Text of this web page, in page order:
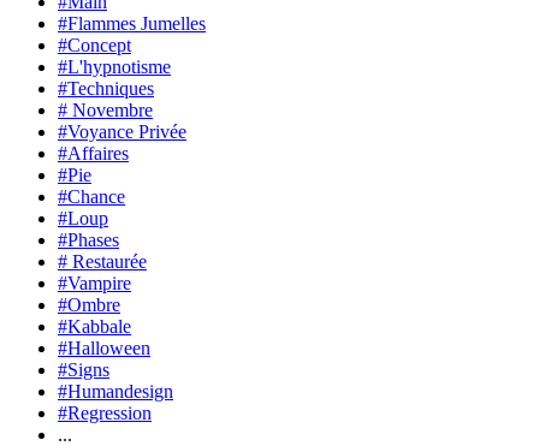
#Flammes Jumelles
#Concept
#L'hypnotisme
#Techniques
# Novembre
#Voyance Privée
#Affaires
#Pie
#Chance
#Loup
#Phases
# Restaurée
#Vampire
#Ombre
#Kabbale
#Halloween
#Signs
#Humandesign
#Regression
...